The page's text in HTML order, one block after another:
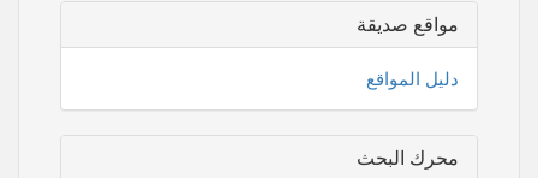
مواقع صديقة
دليل المواقع
محرك البحث